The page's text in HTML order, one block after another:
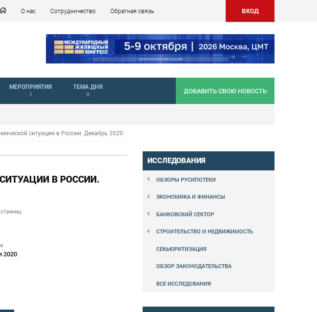
О нас Сотрудничество Обратная связь ВХОД
МЕРОПРИЯТИЯ
1
ТЕМА ДНЯ
0 ДОБАВИТЬ СВОЮ НОВОСТЬ
ситуации в России. Декабрь 2020
В РОССИИ.
2020
ИССЛЕДОВАНИЯ
ОБЗОРЫ РУСИПОТЕКИ
ЭКОНОМИКА И ФИНАНСЫ
БАНКОВСКИЙ СЕКТОР
СТРОИТЕЛЬСТВО И НЕДВИЖИМОСТЬ
СЕКЬЮРИТИЗАЦИЯ
ОБЗОР ЗАКОНОДАТЕЛЬСТВА
ВСЕ ИССЛЕДОВАНИЯ